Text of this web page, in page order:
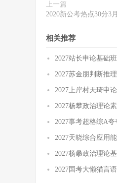
上一篇
2020新公考热点30分3
相关推荐
2027站长申论基础班
2027苏金朋判断推
2027上岸村天琦申
2027杨攀政治理论
2027事考超格综A
2027天晓综合应用
2027杨攀政治理论
2027国考大懒猫言